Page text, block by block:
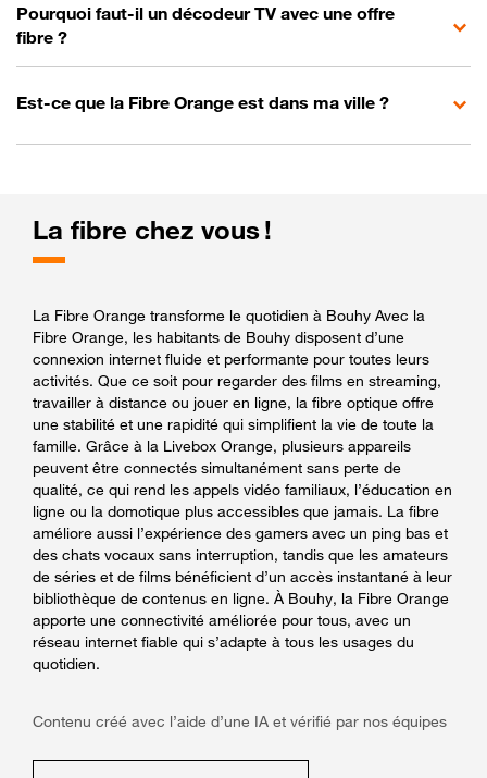
Pourquoi faut-il un décodeur TV avec une offre
fibre ?
Est-ce que la Fibre Orange est dans ma ville ?
La fibre chez vous !
La Fibre Orange transforme le quotidien à Bouhy Avec la
Fibre Orange, les habitants de Bouhy disposent d’une
connexion internet fluide et performante pour toutes leurs
activités. Que ce soit pour regarder des films en streaming,
travailler à distance ou jouer en ligne, la fibre optique offre
une stabilité et une rapidité qui simplifient la vie de toute la
famille. Grâce à la Livebox Orange, plusieurs appareils
peuvent être connectés simultanément sans perte de
qualité, ce qui rend les appels vidéo familiaux, l’éducation en
ligne ou la domotique plus accessibles que jamais. La fibre
améliore aussi l’expérience des gamers avec un ping bas et
des chats vocaux sans interruption, tandis que les amateurs
de séries et de films bénéficient d’un accès instantané à leur
bibliothèque de contenus en ligne. À Bouhy, la Fibre Orange
apporte une connectivité améliorée pour tous, avec un
réseau internet fiable qui s’adapte à tous les usages du
quotidien.
Contenu créé avec l’aide d’une IA et vérifié par nos équipes